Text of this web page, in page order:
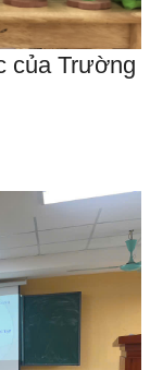
của Trường